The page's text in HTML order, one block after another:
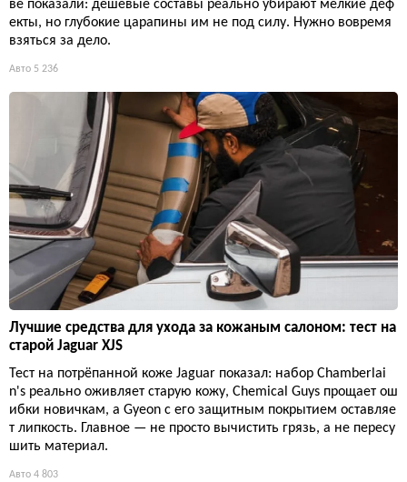
ве показали: дешёвые составы реально убирают мелкие деф
екты, но глубокие царапины им не под силу. Нужно вовремя
взяться за дело.
Авто 5 236
Лучшие средства для ухода за кожаным салоном: тест на
старой Jaguar XJS
Тест на потрёпанной коже Jaguar показал: набор Chamberlai
n's реально оживляет старую кожу, Chemical Guys прощает ош
ибки новичкам, а Gyeon с его защитным покрытием оставляе
т липкость. Главное — не просто вычистить грязь, а не пересу
шить материал.
Авто 4 803